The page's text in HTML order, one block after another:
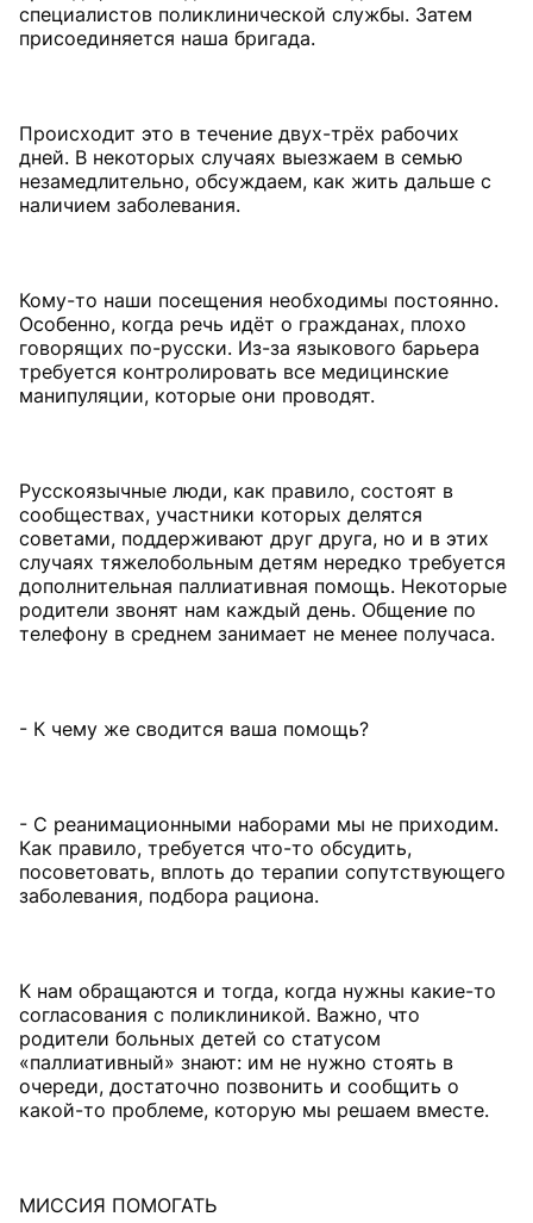
специалистов поликлинической службы. Затем
присоединяется наша бригада.
Происходит это в течение двух-трёх рабочих
дней. В некоторых случаях выезжаем в семью
незамедлительно, обсуждаем, как жить дальше с
наличием заболевания.
Кому-то наши посещения необходимы постоянно.
Особенно, когда речь идёт о гражданах, плохо
говорящих по-русски. Из-за языкового барьера
требуется контролировать все медицинские
манипуляции, которые они проводят.
Русскоязычные люди, как правило, состоят в
сообществах, участники которых делятся
советами, поддерживают друг друга, но и в этих
случаях тяжелобольным детям нередко требуется
дополнительная паллиативная помощь. Некоторые
родители звонят нам каждый день. Общение по
телефону в среднем занимает не менее получаса.
- К чему же сводится ваша помощь?
- С реанимационными наборами мы не приходим.
Как правило, требуется что-то обсудить,
посоветовать, вплоть до терапии сопутствующего
заболевания, подбора рациона.
К нам обращаются и тогда, когда нужны какие-то
согласования с поликлиникой. Важно, что
родители больных детей со статусом
«паллиативный» знают: им не нужно стоять в
очереди, достаточно позвонить и сообщить о
какой-то проблеме, которую мы решаем вместе.
МИССИЯ ПОМОГАТЬ